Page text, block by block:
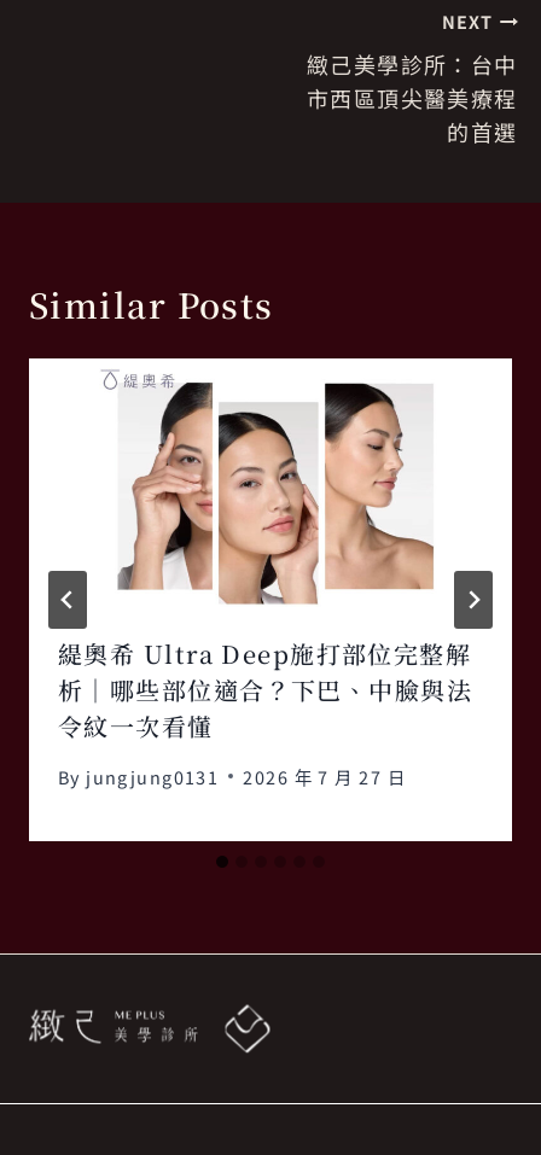
NEXT
緻己美學診所：台中
市西區頂尖醫美療程
的首選
Similar Posts
緹奧希 Ultra Deep施打部位完整解
析｜哪些部位適合？下巴、中臉與法
令紋一次看懂
By jungjung0131 2026 年 7 月 27 日